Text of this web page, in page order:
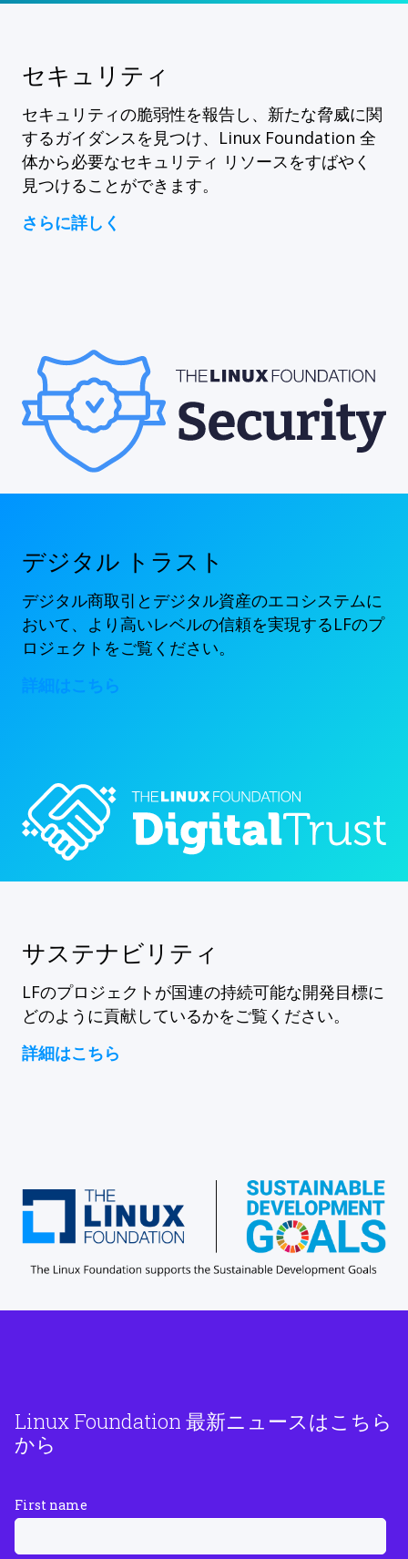
セキュリティ
セキュリティの脆弱性を報告し、新たな脅威に関
するガイダンスを見つけ、Linux Foundation 全
体から必要なセキュリティ リソースをすばやく
見つけることができます。
さらに詳しく
デジタル トラスト
デジタル商取引とデジタル資産のエコシステムに
おいて、より高いレベルの信頼を実現するLFのプ
ロジェクトをご覧ください。
詳細はこちら
サステナビリティ
LFのプロジェクトが国連の持続可能な開発目標に
どのように貢献しているかをご覧ください。
詳細はこちら
Linux Foundation 最新ニュースはこちら
から
First name